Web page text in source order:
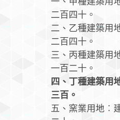
二百四十。
二、乙種建築用
二百四十。
三、丙種建築用
一百二十。
四、丁種建築用
三百。
五、窯業用地︰